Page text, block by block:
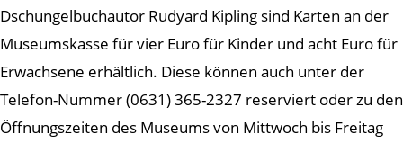
Dschungelbuchautor Rudyard Kipling sind Karten an der
Museumskasse für vier Euro für Kinder und acht Euro für
Erwachsene erhältlich. Diese können auch unter der
Telefon-Nummer (0631) 365-2327 reserviert oder zu den
Öffnungszeiten des Museums von Mittwoch bis Freitag